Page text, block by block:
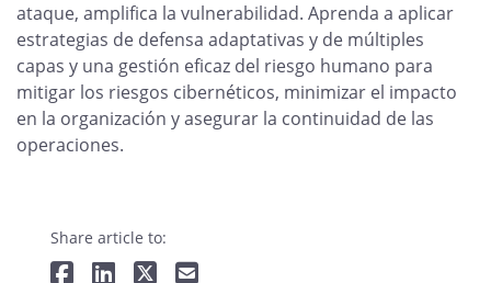
ataque, amplifica la vulnerabilidad. Aprenda a aplicar
estrategias de defensa adaptativas y de múltiples
capas y una gestión eficaz del riesgo humano para
mitigar los riesgos cibernéticos, minimizar el impacto
en la organización y asegurar la continuidad de las
operaciones.
Share article to: